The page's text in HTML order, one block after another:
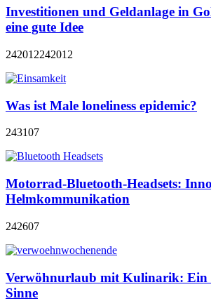
Investitionen und Geldanlage in
eine gute Idee
242012242012
Was ist Male loneliness epidemic?
243107
Motorrad-Bluetooth-Headsets:
Helmkommunikation
242607
Verwöhnurlaub mit Kulinarik: Ein
Sinne